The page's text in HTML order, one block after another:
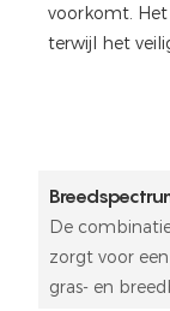
voorkomt.
terwijl het
De
zorgt voor
gras- en